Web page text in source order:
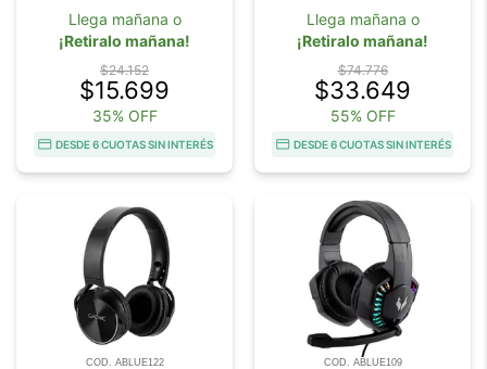
Llega mañana o
¡Retiralo mañana!
$24.152
$15.699
35% OFF
DESDE 6 CUOTAS SIN INTERÉS
Llega mañana o
¡Retiralo mañana!
$74.776
$33.649
55% OFF
DESDE 6 CUOTAS SIN INTERÉS
COD. ABLUE122 COD. ABLUE109